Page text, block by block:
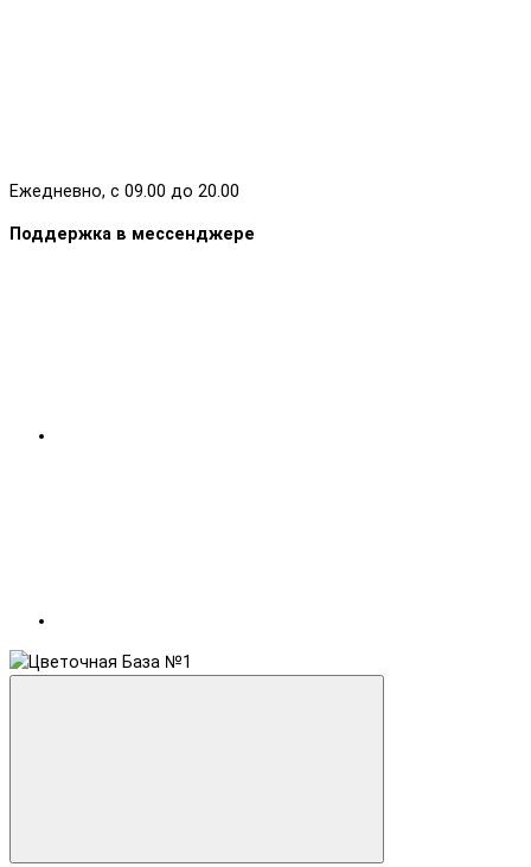
Ежедневно, с 09.00 до 20.00
Поддержка в мессенджере